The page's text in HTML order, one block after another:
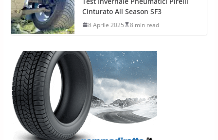
Cinturato All Season SF3
8 Aprile 2025 8 min read